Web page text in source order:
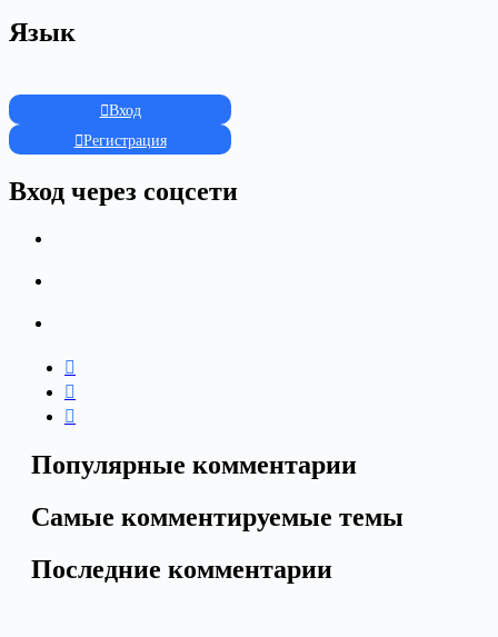
Язык
Вход
Регистрация
Вход через соцсети
Популярные комментарии
Самые комментируемые темы
Последние комментарии